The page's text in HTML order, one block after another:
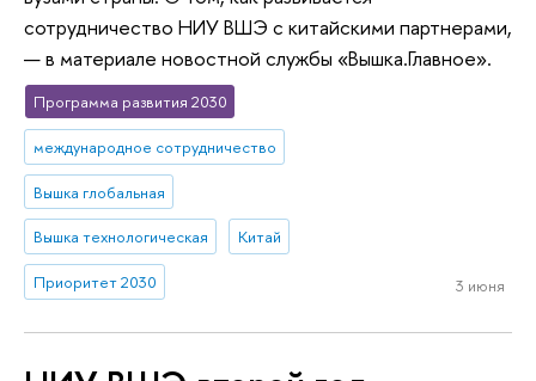
сотрудничество НИУ ВШЭ с китайскими партнерами,
— в материале новостной службы «Вышка.Главное».
Программа развития 2030
международное сотрудничество
Вышка глобальная
Вышка технологическая Китай
Приоритет 2030 3 июня